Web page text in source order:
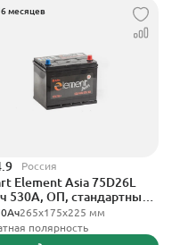
6 месяцев
Россия
Element Asia 75D26L
530А, ОП, стандартные
265x175x225 мм
полярность